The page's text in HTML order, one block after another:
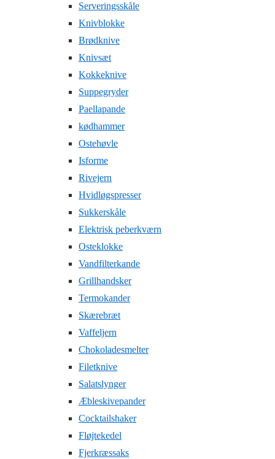
Serveringsskåle
Knivblokke
Brødknive
Knivsæt
Kokkeknive
Suppegryder
Paellapande
kødhammer
Ostehøvle
Isforme
Rivejern
Hvidløgspresser
Sukkerskåle
Elektrisk peberkværn
Osteklokke
Vandfilterkande
Grillhandsker
Termokander
Skærebræt
Vaffeljern
Chokoladesmelter
Filetknive
Salatslynger
Æbleskivepander
Cocktailshaker
Fløjtekedel
Fjerkræssaks